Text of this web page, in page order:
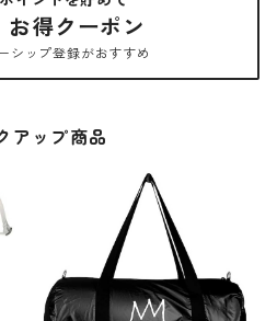
お得クーポン
シップ登録がおすすめ
アップ商品